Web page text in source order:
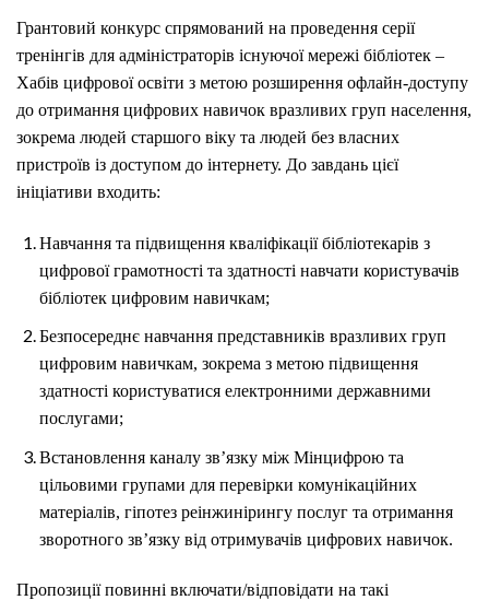
Грантовий конкурс спрямований на проведення серії
тренінгів для адміністраторів існуючої мережі бібліотек –
Хабів цифрової освіти з метою розширення офлайн-доступу
до отримання цифрових навичок вразливих груп населення,
зокрема людей старшого віку та людей без власних
пристроїв із доступом до інтернету. До завдань цієї
ініціативи входить:
Навчання та підвищення кваліфікації бібліотекарів з
цифрової грамотності та здатності навчати користувачів
бібліотек цифровим навичкам;
Безпосереднє навчання представників вразливих груп
цифровим навичкам, зокрема з метою підвищення
здатності користуватися електронними державними
послугами;
Встановлення каналу зв’язку між Мінцифрою та
цільовими групами для перевірки комунікаційних
матеріалів, гіпотез реінжинірингу послуг та отримання
зворотного зв’язку від отримувачів цифрових навичок.
Пропозиції повинні включати/відповідати на такі